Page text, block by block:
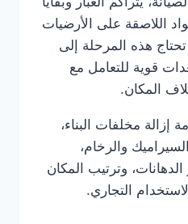
اللاصقة على الأرضيات
هذه المرحلة إلى
قوية للتعامل مع
المكان.
مخلفات البناء،
والرخام،
الدهانات، وترتيب المكان
التجاري.